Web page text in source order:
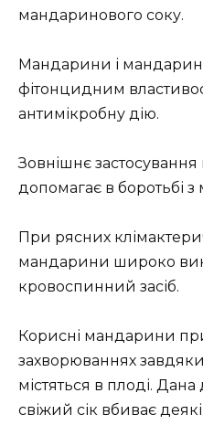
мандаринового соку.
Мандарини і
фітонцидним
антимікробну дію.
Зовнішнє
допомагає в боротьбі
При рясних
мандарини широко
кровоспинний засіб.
Корисні мандарини
захворюваннях
містяться в плоді.
свіжий сік вбиває